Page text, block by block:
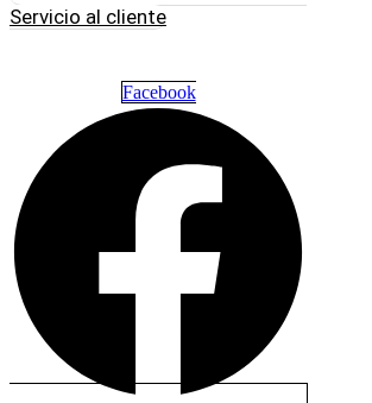
Servicio al cliente
Facebook